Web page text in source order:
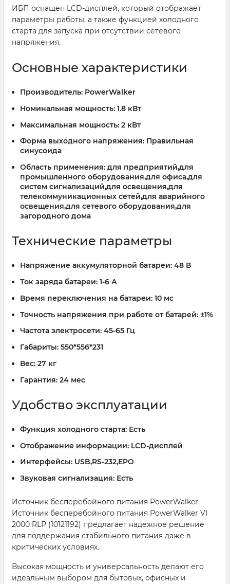
ИБП оснащен LCD-дисплей, который отображает
параметры работы, а также функцией холодного
старта для запуска при отсутствии сетевого
напряжения.
Основные характеристики
Производитель: PowerWalker
Номинальная мощность: 1.8 кВт
Максимальная мощность: 2 кВт
Форма выходного напряжения: Правильная
синусоида
Область применения: для предприятий,для
промышленного оборудования,для офиса,для
систем сигнализаций,для освещения,для
телекоммуникационных сетей,для аварийного
освещения,для сетевого оборудования,для
загородного дома
Технические параметры
Напряжение аккумуляторной батареи: 48 В
Ток заряда батареи: 1-6 А
Время переключения на батареи: 10 мс
Точность напряжения при работе от батарей: ±1%
Частота электросети: 45-65 Гц
Габариты: 550*556*231
Вес: 27 кг
Гарантия: 24 мес
Удобство эксплуатации
Функция холодного старта: Есть
Отображение информации: LCD-дисплей
Интерфейсы: USB,RS-232,EPO
Звуковая сигнализация: Есть
Источник бесперебойного питания PowerWalker
Источник бесперебойного питания PowerWalker VI
2000 RLP (10121192) предлагает надежное решение
для поддержания стабильного питания даже в
критических условиях.
Высокая мощность и универсальность делают его
идеальным выбором для бытовых, офисных и